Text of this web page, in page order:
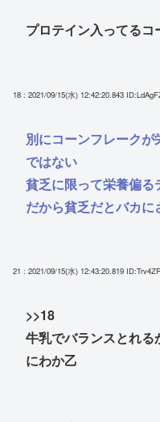
プロテイン入ってる
18 : 2021/09/15(水) 12:42:20.843
別にコーンフレーク
ではない
貧乏に限って栄養偏る
だから貧乏だとバカに
21 : 2021/09/15(水) 12:43:20.819
>>18
牛乳でバランスとれる
にわか乙